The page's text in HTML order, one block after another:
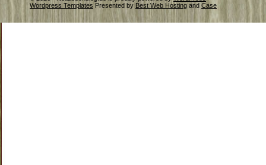
Wordpress Templates Presented by Best Web Hosting and Case